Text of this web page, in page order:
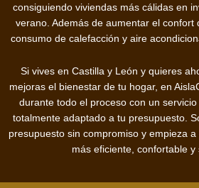
consiguiendo viviendas más cálidas en
verano. Además de aumentar el confort
consumo de calefacción y aire
Si vives en Castilla y León y quieres
mejoras el bienestar de tu hogar, en
durante todo el proceso con un
totalmente adaptado a tu presupuesto.
presupuesto sin compromiso y empieza
más eficiente, confortable y